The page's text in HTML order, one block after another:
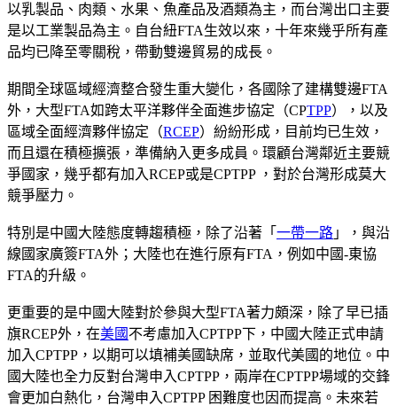
以乳製品、肉類、水果、魚產品及酒類為主，而台灣出口主要
是以工業製品為主。自台紐FTA生效以來，十年來幾乎所有產
品均已降至零關稅，帶動雙邊貿易的成長。
期間全球區域經濟整合發生重大變化，各國除了建構雙邊FTA
外，大型FTA如跨太平洋夥伴全面進步協定（CPTPP），以及
區域全面經濟夥伴協定（RCEP）紛紛形成，目前均已生效，
而且還在積極擴張，準備納入更多成員。環顧台灣鄰近主要競
爭國家，幾乎都有加入RCEP或是CPTPP ，對於台灣形成莫大
競爭壓力。
特別是中國大陸態度轉趨積極，除了沿著「 一帶一路 」，與沿
線國家廣簽FTA外；大陸也在進行原有FTA，例如中國-東協
FTA的升級。
更重要的是中國大陸對於參與大型FTA著力頗深，除了早已插
旗RCEP外，在美國 不考慮加入CPTPP下，中國大陸正式申請
加入CPTPP，以期可以填補美國缺席，並取代美國的地位。中
國大陸也全力反對台灣申入CPTPP，兩岸在CPTPP場域的交鋒
會更加白熱化，台灣申入CPTPP 困難度也因而提高。未來若